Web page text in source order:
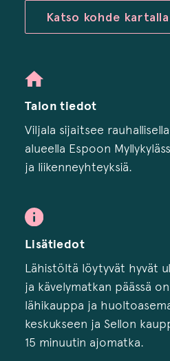
Katso kohde kartalla
Talon tiedot
Viljala sijaitsee
alueella Espoon
ja liikenneyhteyksiä.
Lisätiedot
Lähistöltä löytyvät hyvät
ja kävelymatkan päässä
lähikauppa ja
keskukseen ja Sellon
15 minuutin ajomatka.